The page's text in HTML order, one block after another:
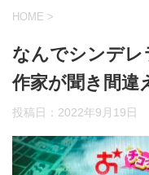
HOME >
なんでシンデ
作家が聞き間違
投稿日： 2022年9月19日